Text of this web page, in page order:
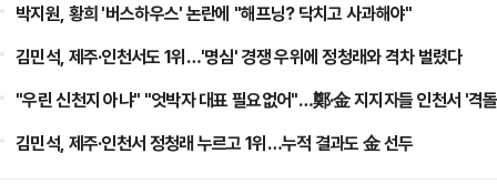
박지원, 황희 '버스하우스' 논란에 "해프닝? 닥치고 사과해야"
김민석, 제주·인천서도 1위…'명심' 경쟁 우위에 정청래와 격차 벌렸다
"우린 신천지 아냐" "엇박자 대표 필요없어"…鄭·金 지지자들 인천서 '격
김민석, 제주·인천서 정청래 누르고 1위…누적 결과도 金 선두